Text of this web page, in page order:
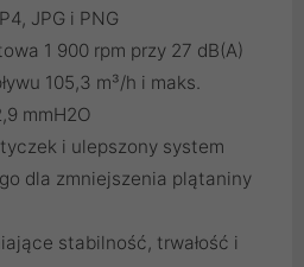
JPG i PNG
1 900 rpm przy 27 dB(A)
105,3 m³/h i maks.
mmH2O
i ulepszony system
dla zmniejszenia plątaniny
stabilność, trwałość i